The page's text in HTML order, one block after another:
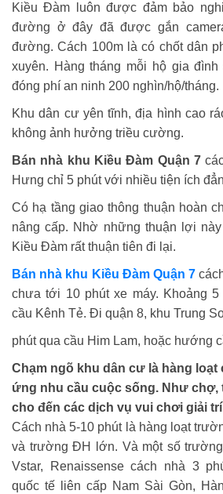
Kiều Đàm luôn được đảm bảo
đường ở đây đã được gắn
đường. Cách 100m là có chốt dân
xuyên. Hàng tháng mỗi hộ gia
đóng phí an ninh 200 nghìn/hộ/tháng.
Khu dân cư yên tĩnh, địa hình cao
không ảnh hưởng triều cường.
Bán nhà khu Kiều Đàm Quận 7
Hưng chỉ 5 phút với nhiều tiện ích
Có hạ tầng giao thông thuận hoàn
nâng cấp. Nhờ những thuận lợi
Kiều Đàm rất thuận tiên đi lại.
Bán nhà khu Kiều Đàm Quận 7
chưa tới 10 phút xe máy. Khoảng
cầu Kênh Tẻ. Đi quận 8, khu Trung
phút qua cầu Him Lam, hoặc hướng
Chạm ngõ khu dân cư là hàng loạt
ứng nhu cầu cuộc sống. Như chợ,
cho đến các dịch vụ vui chơi giải
Cách nhà 5-10 phút là hàng loạt
và trường ĐH lớn. Và một số
Vstar, Renaissense cách nhà 3
quốc tế liên cấp Nam Sài Gòn,